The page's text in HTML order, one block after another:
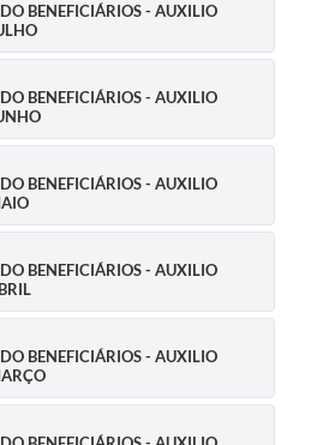
BENEFICIÁRIOS - AUXILIO
BENEFICIÁRIOS - AUXILIO
BENEFICIÁRIOS - AUXILIO
BENEFICIÁRIOS - AUXILIO
BENEFICIÁRIOS - AUXILIO